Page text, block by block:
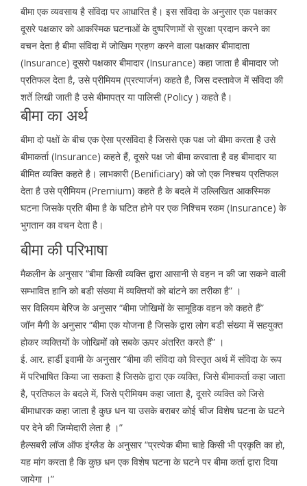
बीमा एक व्यवसाय है संविदा पर आधारित है। इस संविदा के अनुसार एक पक्षकार
दूसरे पक्षकार को आकस्मिक घटनाओं के दुष्परिणामों से सुरक्षा प्रदान करने का
वचन देता है बीमा संविदा में जोखिम ग्रहण करने वाला पक्षकार बीमादाता
(Insurance) दूसरो पक्षकार बीमादार (Insurance) कहा जाता है बीमादार जो
प्रतिफल देता है, उसे प्रीमियम (प्रत्यार्जन) कहते है, जिस दस्तावेज में संविदा की
शर्ते लिखी जाती है उसे बीमापत्र या पालिसी (Policy ) कहते है।
बीमा का अर्थ
बीमा दो पक्षों के बीच एक ऐसा प्रसंविदा है जिससे एक पक्ष जो बीमा करता है उसे
बीमाकर्ता (Insurance) कहते हैं, दूसरे पक्ष जो बीमा करवाता है वह बीमादार या
बीमित व्यक्ति कहते है। लाभकारी (Benificiary) को जो एक निश्चय प्रतिफल
देता है उसे प्रीमियम (Premium) कहते है के बदले में उल्लिखित आकस्मिक
घटना जिसके प्रति बीमा है के घटित होने पर एक निश्चिम रकम (Insurance) के
भुगतान का वचन देता है।
बीमा की परिभाषा
मैकलीन के अनुसार “बीमा किसी व्यक्ति द्वारा आसानी से वहन न की जा सकने वाली
सम्भावित हानि को बडी संख्या में व्यक्तियों को बांटने का तरीका है” ।
सर विलियम बेरिज के अनुसार “बीमा जोखिमों के सामूहिक वहन को कहते हैं”
जॉन मैगी के अनुसार “बीमा एक योजना है जिसके द्वारा लोग बडी संख्या में सहयुक्त
होकर व्यक्तियों के जोखिमों को सबके ऊपर अंतरित करते हैं” ।
ई. आर. हार्डी इवामी के अनुसार “बीमा की संविदा को विस्तृत अर्थ में संविदा के रूप
में परिभाषित किया जा सकता है जिसके द्वारा एक व्यक्ति, जिसे बीमाकर्ता कहा जाता
है, प्रतिफल के बदले में, जिसे प्रीमियम कहा जाता है, दूसरे व्यक्ति को जिसे
बीमाधारक कहा जाता है कुछ धन या उसके बराबर कोई चीज विशेष घटना के घटने
पर देने की जिम्मेदारी लेता है ।”
हैल्सबरी लॉज ऑफ इंग्लैड के अनुसार “प्रत्येक बीमा चाहे किसी भी प्रकृति का हो,
यह मांग करता है कि कुछ धन एक विशेष घटना के घटने पर बीमा कर्ता द्वारा दिया
जायेगा ।”